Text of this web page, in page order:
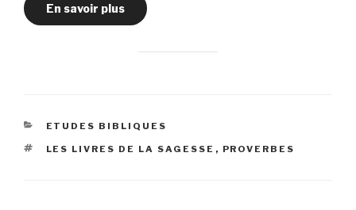
En savoir plus
CATÉGORIES
ETUDES BIBLIQUES
ÉTIQUETTES
LES LIVRES DE LA SAGESSE , PROVERBES